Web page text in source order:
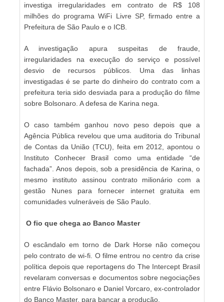
investiga irregularidades em contrato de R$ 108
milhões do programa WiFi Livre SP, firmado entre a
Prefeitura de São Paulo e o ICB.
A investigação apura suspeitas de fraude,
irregularidades na execução do serviço e possível
desvio de recursos públicos. Uma das linhas
investigadas é se parte do dinheiro do contrato com a
prefeitura teria sido desviada para a produção do filme
sobre Bolsonaro. A defesa de Karina nega.
O caso também ganhou novo peso depois que a
Agência Pública revelou que uma auditoria do Tribunal
de Contas da União (TCU), feita em 2012, apontou o
Instituto Conhecer Brasil como uma entidade “de
fachada”. Anos depois, sob a presidência de Karina, o
mesmo instituto assinou contrato milionário com a
gestão Nunes para fornecer internet gratuita em
comunidades vulneráveis de São Paulo.
O fio que chega ao Banco Master
O escândalo em torno de Dark Horse não começou
pelo contrato de wi-fi. O filme entrou no centro da crise
política depois que reportagens do The Intercept Brasil
revelaram conversas e documentos sobre negociações
entre Flávio Bolsonaro e Daniel Vorcaro, ex-controlador
do Banco Master, para bancar a produção.